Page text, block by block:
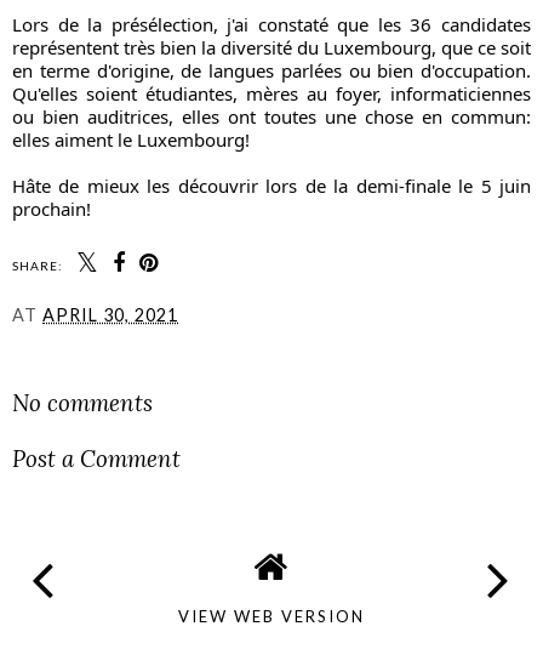
Lors de la présélection, j'ai constaté que les 36 candidates
représentent très bien la diversité du Luxembourg, que ce soit
en terme d'origine, de langues parlées ou bien d'occupation.
Qu'elles soient étudiantes, mères au foyer, informaticiennes
ou bien auditrices, elles ont toutes une chose en commun:
elles aiment le Luxembourg!
Hâte de mieux les découvrir lors de la demi-finale le 5 juin
prochain!
SHARE:
AT APRIL 30, 2021
No comments
Post a Comment
VIEW WEB VERSION